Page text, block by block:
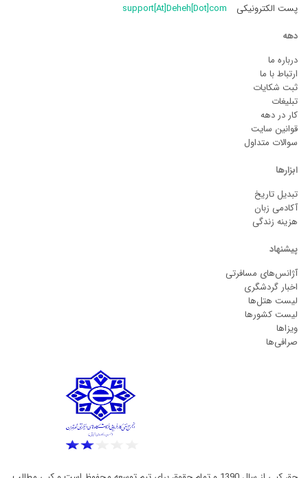
پست الکترونیکی
support[At]Deheh[Dot]com
دهه
درباره ما
ارتباط با ما
ثبت شکایات
تبلیغات
کار در دهه
قوانین سایت
سوالات متداول
ابزارها
تبدیل تاریخ
آکادمی زبان
هزینه زندگی
پیشنهاد
آژانس‌های مسافرتی
اخبار گردشگری
لیست هتل‌ها
لیست کشورها
ویزاها
صرافی‌ها